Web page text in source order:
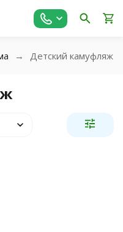
Детский камуфляж